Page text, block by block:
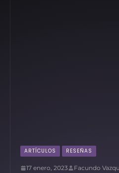
ARTÍCULOS RESEÑAS
17 enero, 2023 Facundo